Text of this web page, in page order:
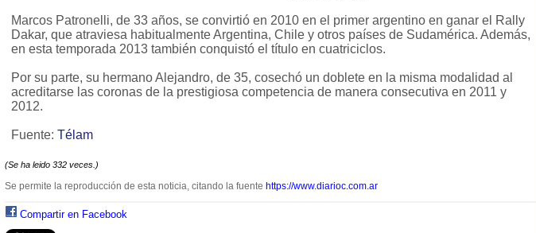
Marcos Patronelli, de 33 años, se convirtió en 2010 en el primer argentino en ganar el Rally
Dakar, que atraviesa habitualmente Argentina, Chile y otros países de Sudamérica. Además,
en esta temporada 2013 también conquistó el título en cuatriciclos.
Por su parte, su hermano Alejandro, de 35, cosechó un doblete en la misma modalidad al
acreditarse las coronas de la prestigiosa competencia de manera consecutiva en 2011 y
2012.
Fuente: Télam
(Se ha leido 332 veces.)
Se permite la reproducción de esta noticia, citando la fuente https://www.diarioc.com.ar
Compartir en Facebook